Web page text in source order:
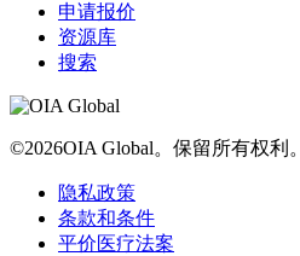
申请报价
资源库
搜索
©2026OIA Global。保留所有权利。
隐私政策
条款和条件
平价医疗法案